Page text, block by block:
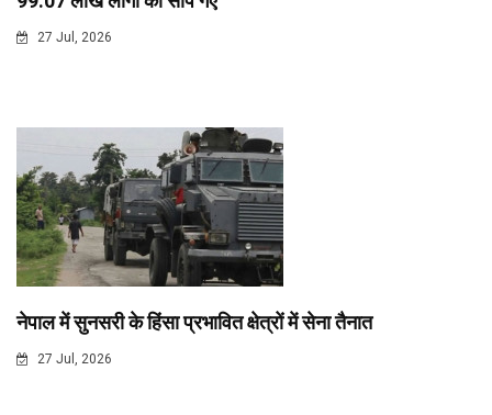
27 Jul, 2026
नेपाल में सुनसरी के हिंसा प्रभावित क्षेत्रों में सेना तैनात
27 Jul, 2026